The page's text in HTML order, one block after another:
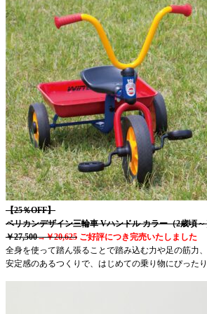
【25％OFF】
ペリカンデザイン三輪車 Vハンドル カラー（2歳頃
￥27,500→￥20,625 ご好評につき完売いたしました
全身を使って踏ん張ることで踏み込む力や足の筋力
安定感のあるつくりで、はじめての乗り物にぴったり